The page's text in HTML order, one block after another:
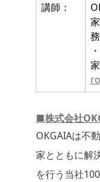
講師：
■株式会社
OKGAIAは不
家とともに解
を行う当社